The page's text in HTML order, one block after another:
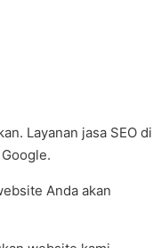
Layanan jasa SEO di
Anda akan